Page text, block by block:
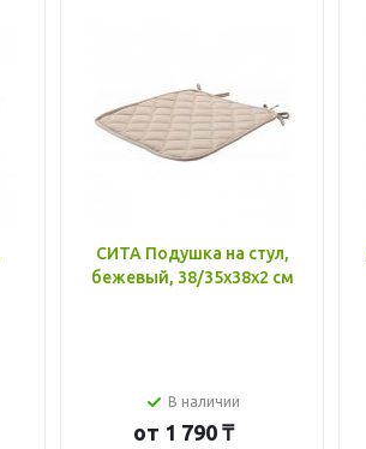
СИТА Подушка на стул,
бежевый, 38/35x38x2 см
В наличии
от 1 790 ₸